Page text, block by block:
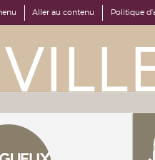
Aller au contenu Politique